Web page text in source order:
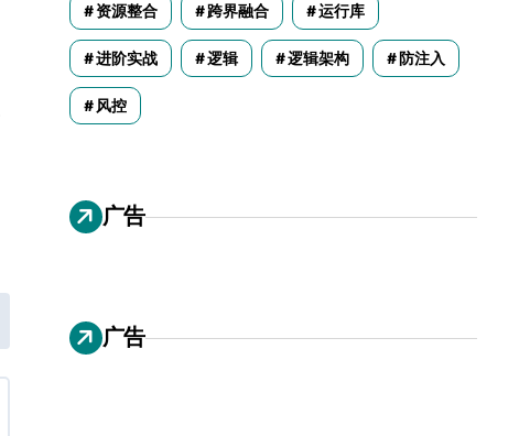
资源整合 跨界融合 运行库
进阶实战 逻辑 逻辑架构 防注入
风控
广告
广告